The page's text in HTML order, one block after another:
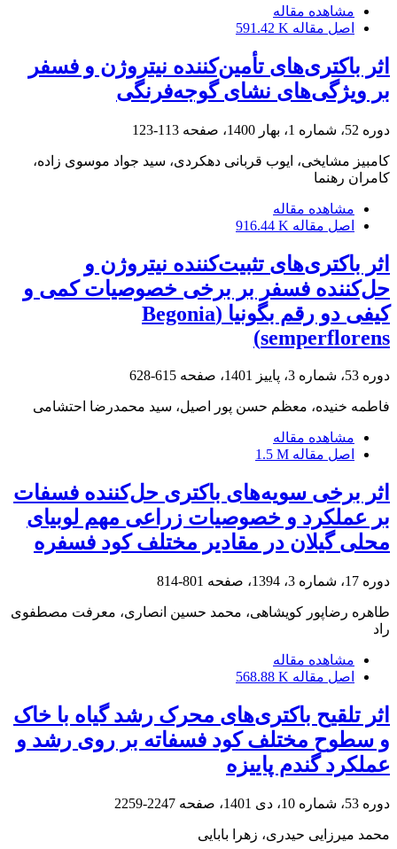
مشاهده مقاله
اصل مقاله 591.42 K
اثر باکتری‌های تأمین‌کننده نیتروژن و فسفر
بر ویژگی‌های نشای گوجه‌فرنگی
دوره 52، شماره 1، بهار 1400، صفحه 113-123
کامبیز مشایخی، ایوب قربانی دهکردی، سید جواد موسوی زاده،
کامران رهنما
مشاهده مقاله
اصل مقاله 916.44 K
اثر باکتری‌های تثبیت‌کننده نیتروژن و
حل‌کننده فسفر بر برخی خصوصیات کمی و
کیفی دو رقم ‏بگونیا (‏Begonia
semperflorens‏)‏
دوره 53، شماره 3، پاییز 1401، صفحه 615-628
فاطمه خنیده، معظم حسن پور اصیل، سید محمدرضا احتشامی
مشاهده مقاله
اصل مقاله 1.5 M
اثر برخی سویه‌های باکتری حل‌کننده فسفات
بر عملکرد و خصوصیات زراعی مهم لوبیای
محلی گیلان در مقادیر مختلف کود فسفره
دوره 17، شماره 3، 1394، صفحه 801-814
طاهره رضاپور کویشاهی، محمد حسین انصاری، معرفت مصطفوی
راد
مشاهده مقاله
اصل مقاله 568.88 K
اثر تلقیح باکتری‌های محرک رشد گیاه با خاک
و سطوح مختلف کود فسفاته بر روی رشد و
عملکرد گندم پاییزه
دوره 53، شماره 10، دی 1401، صفحه 2247-2259
محمد میرزایی حیدری، زهرا بابایی